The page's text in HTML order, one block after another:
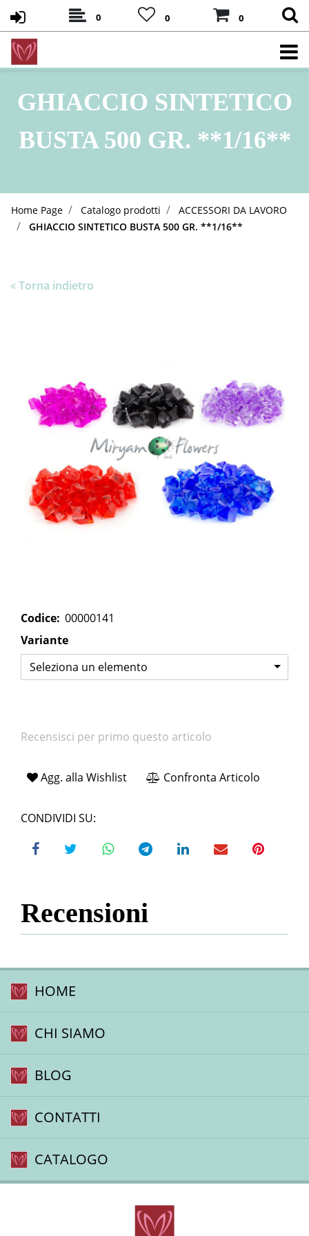
0 0 0
GHIACCIO SINTETICO
BUSTA 500 GR. **1/16**
Home Page Catalogo prodotti
ACCESSORI DA LAVORO
GHIACCIO SINTETICO BUSTA 500 GR. **1/16**
Torna indietro
Codice: 00000141
Variante
Seleziona un elemento
Recensisci per primo questo articolo
Agg. alla Wishlist Confronta Articolo
CONDIVIDI SU:
Recensioni
HOME
CHI SIAMO
BLOG
CONTATTI
CATALOGO